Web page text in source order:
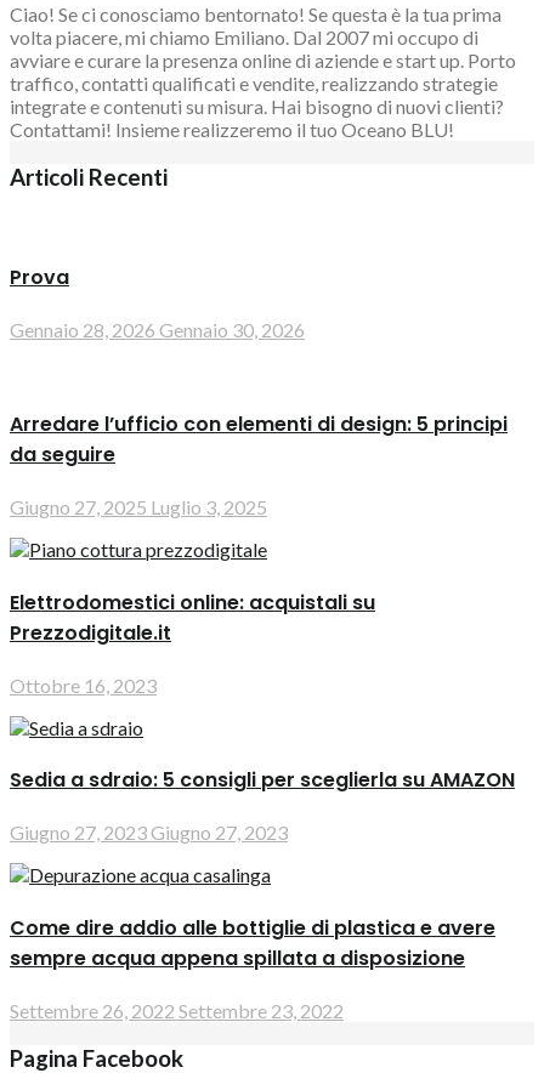
Ciao! Se ci conosciamo bentornato! Se questa è la tua prima
volta piacere, mi chiamo Emiliano. Dal 2007 mi occupo di
avviare e curare la presenza online di aziende e start up. Porto
traffico, contatti qualificati e vendite, realizzando strategie
integrate e contenuti su misura. Hai bisogno di nuovi clienti?
Contattami! Insieme realizzeremo il tuo Oceano BLU!
Articoli Recenti
Prova
Gennaio 28, 2026 Gennaio 30, 2026
Arredare l’ufficio con elementi di design: 5 principi
da seguire
Giugno 27, 2025 Luglio 3, 2025
Elettrodomestici online: acquistali su
Prezzodigitale.it
Ottobre 16, 2023
Sedia a sdraio: 5 consigli per sceglierla su AMAZON
Giugno 27, 2023Giugno 27, 2023
Come dire addio alle bottiglie di plastica e avere
sempre acqua appena spillata a disposizione
Settembre 26, 2022 Settembre 23, 2022
Pagina Facebook